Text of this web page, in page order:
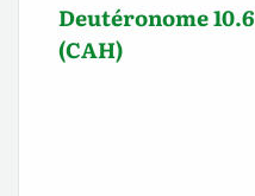
Deutéronome 10.6
(CAH)